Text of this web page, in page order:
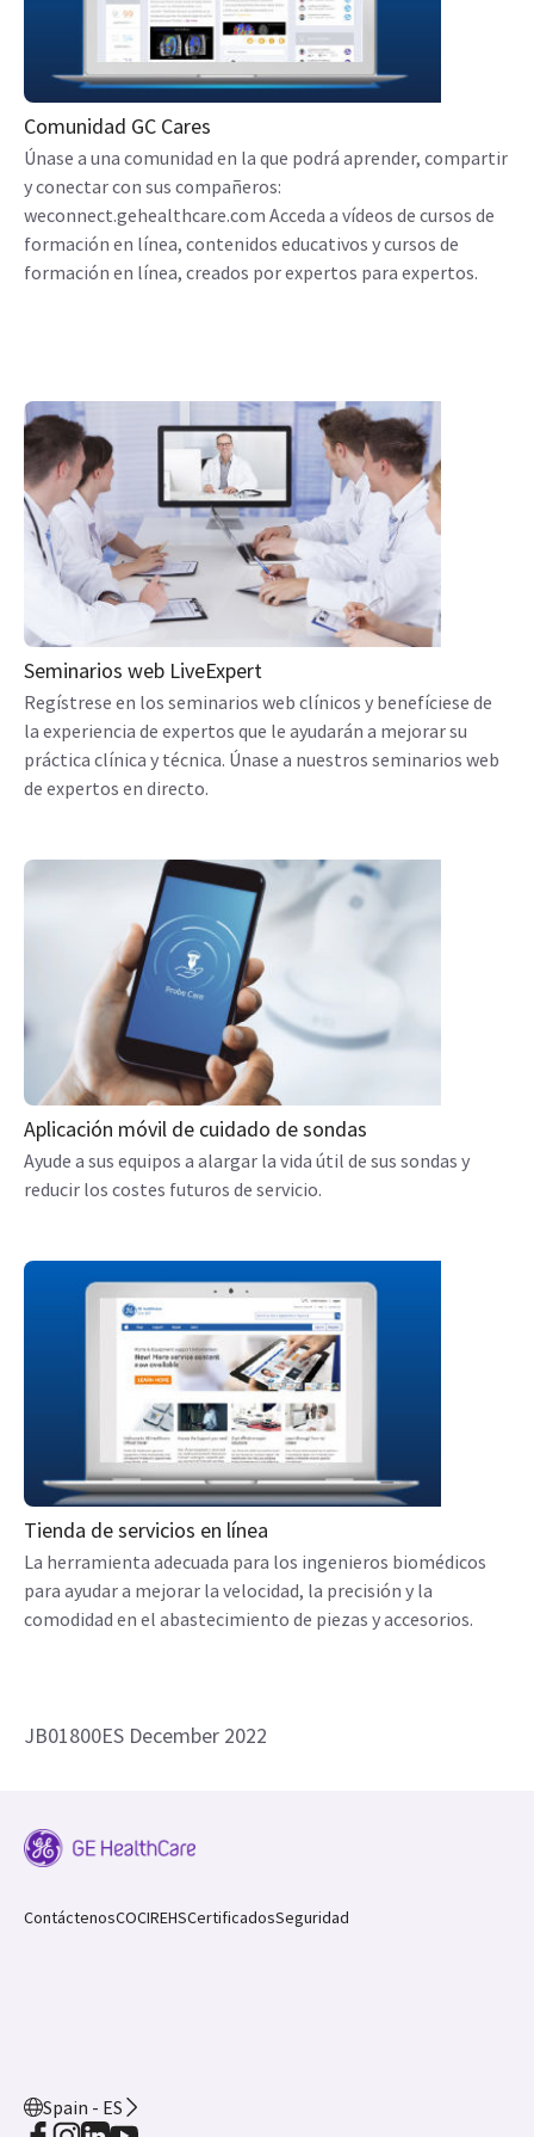
Comunidad GC Cares
Únase a una comunidad en la que podrá aprender, compartir
y conectar con sus compañeros:
weconnect.gehealthcare.com Acceda a vídeos de cursos de
formación en línea, contenidos educativos y cursos de
formación en línea, creados por expertos para expertos.
Seminarios web LiveExpert
Regístrese en los seminarios web clínicos y benefíciese de
la experiencia de expertos que le ayudarán a mejorar su
práctica clínica y técnica. Únase a nuestros seminarios web
de expertos en directo.
Aplicación móvil de cuidado de sondas
Ayude a sus equipos a alargar la vida útil de sus sondas y
reducir los costes futuros de servicio.
Tienda de servicios en línea
La herramienta adecuada para los ingenieros biomédicos
para ayudar a mejorar la velocidad, la precisión y la
comodidad en el abastecimiento de piezas y accesorios.
JB01800ES December 2022
ContáctenosCOCIREHSCertificadosSeguridad
Spain - ES